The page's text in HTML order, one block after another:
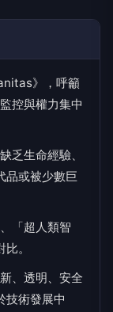
》，呼籲
控與權力集中
乏生命經驗、
品或被少數巨
「超人類智
。
、透明、安全
技術發展中